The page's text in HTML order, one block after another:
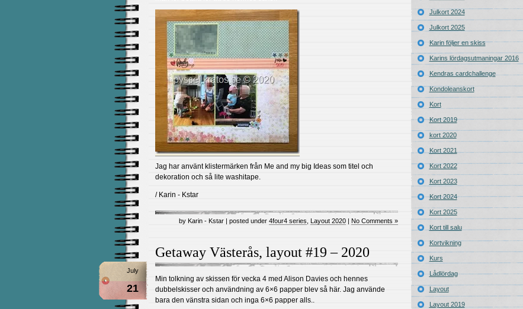
Jag har använt klistermärken från Me and my big Ideas som titel och
dekoration och så lite washitape.
/ Karin - Kstar
by Karin - Kstar | posted under 4four4 series Layout 2020 | No Comments »
Getaway Västerås, layout #19 – 2020
July
21
Min tolkning av skissen för vecka 4 med Alison Davies och hennes
dubbelskisser och användning av 6×6 papper blev så här. Jag använde
bara den vänstra sidan och inga 6×6 papper alls..
Julkort 2024
Julkort 2025
Karin följer en skiss
Karins lördagsutmaningar 2016
Kendras cardchallenge
Kondoleanskort
Kort
Kort 2019
kort 2020
Kort 2021
Kort 2022
Kort 2023
Kort 2024
Kort 2025
Kort till salu
Kortvikning
Kurs
Lådlördag
Layout
Layout 2019